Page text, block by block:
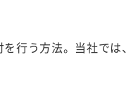
行う方法。当社では